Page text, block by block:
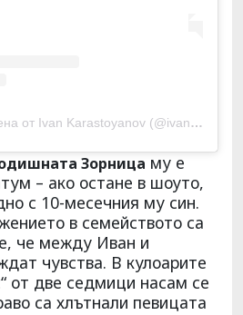
Ivan Karastoyanov (@ivankarastoyanov)
Зорница му е
– ако остане в шоуто,
с 10-месечния му син.
в семейството са
че между Иван и
чувства. В кулоарите
от две седмици насам се
са хлътнали певицата